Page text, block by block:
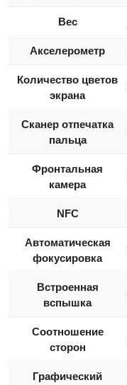
Вес
Акселерометр
Количество цветов
экрана
Сканер отпечатка
пальца
Фронтальная
камера
NFC
Автоматическая
фокусировка
Встроенная
вспышка
Соотношение
сторон
Графический